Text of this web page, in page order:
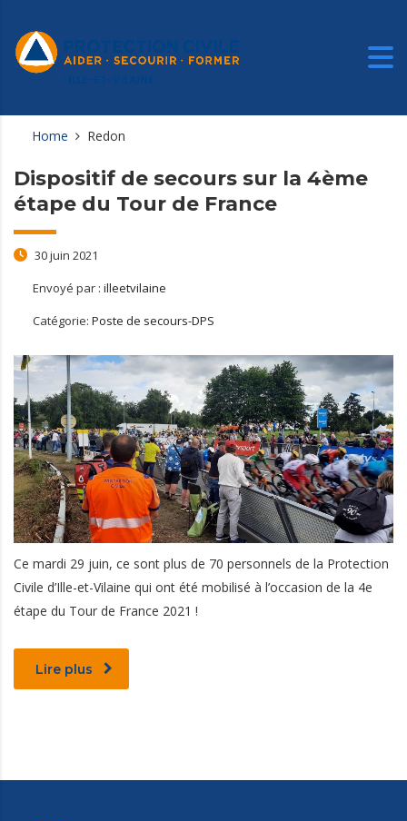
Home Redon
Dispositif de secours sur la 4ème
étape du Tour de France
30 juin 2021
Envoyé par : illeetvilaine
Catégorie: Poste de secours-DPS
Ce mardi 29 juin, ce sont plus de 70 personnels de la Protection
Civile d’Ille-et-Vilaine qui ont été mobilisé à l’occasion de la 4e
étape du Tour de France 2021 !
Lire plus